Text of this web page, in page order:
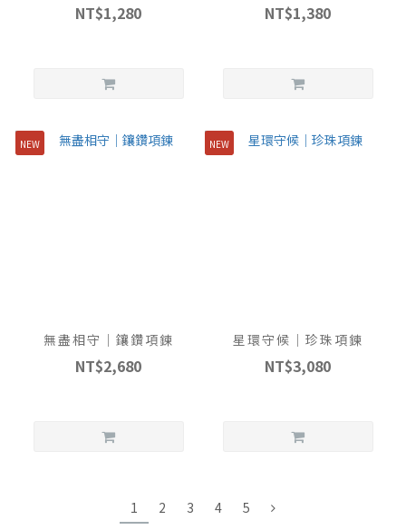
NT$1,280 NT$1,380
NEW
無盡相守｜鑲鑽項鍊
NT$2,680
NEW
星環守候｜珍珠項鍊
NT$3,080
1 2 3 4 5